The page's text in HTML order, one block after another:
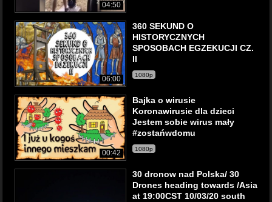
04:50
06:00
360 SEKUND O
HISTORYCZNYCH
SPOSOBACH EGZEKUCJI CZ.
II
1080p
00:42
Bajka o wirusie
Koronawirusie dla dzieci
Jestem sobie wirus mały
#zostańwdomu
1080p
30 dronow nad Polska/ 30
Drones heading towards /Asia
at 19:00CST 10/03/20 south